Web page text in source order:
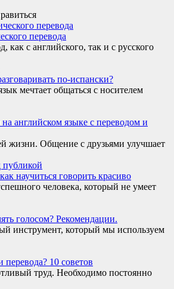
перевода
как с английского, так и с русского
по-испански?
мечтает общаться с носителем
английском языке с переводом и
жизни. Общение с друзьями улучшает
научиться говорить красиво
человека, который не умеет
голосом? Рекомендации.
инструмент, который мы используем
10 советов
труд. Необходимо постоянно